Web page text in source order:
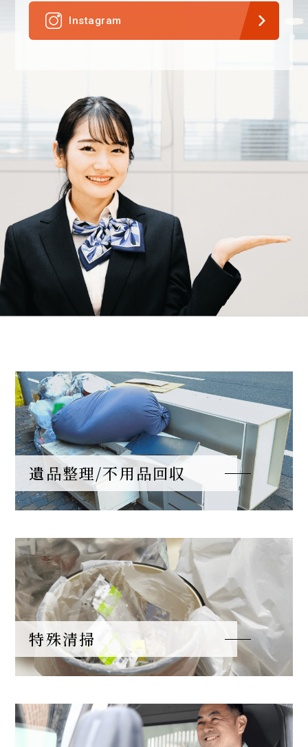
Instagram
遺品整理/不用品回収
特殊清掃